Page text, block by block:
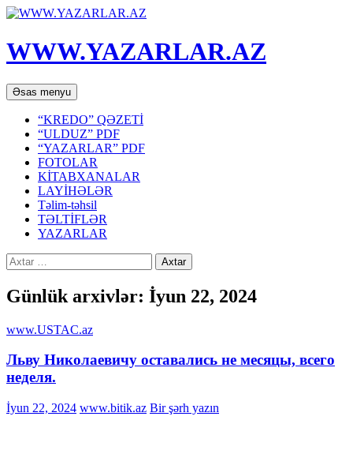
WWW.YAZARLAR.AZ
Axtar
Əsas menyu Mühtəviyyata
keç
“KREDO” QƏZETİ
“ULDUZ” PDF
“YAZARLAR” PDF
FOTOLAR
KİTABXANALAR
LAYİHƏLƏR
Təlim-təhsil
TƏLTİFLƏR
YAZARLAR
Axtarış:
Günlük arxivlər: İyun 22, 2024
www.USTAC.az
Льву Николаевичу оставались не месяцы, всего
неделя.
İyun 22, 2024 www.bitik.az Bir şərh yazın